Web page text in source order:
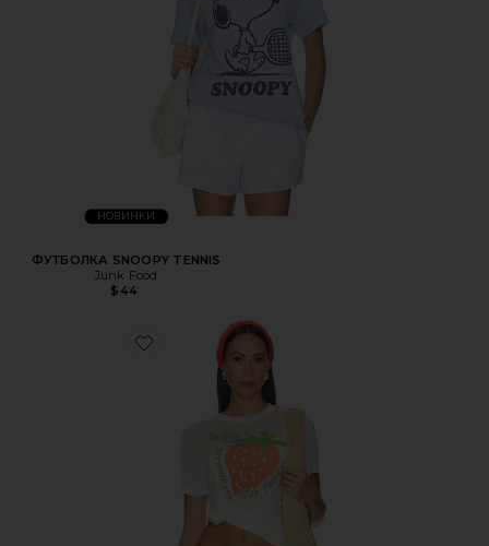
НОВИНКИ
ФУТБОЛКА SNOOPY TENNIS
Junk Food
$44